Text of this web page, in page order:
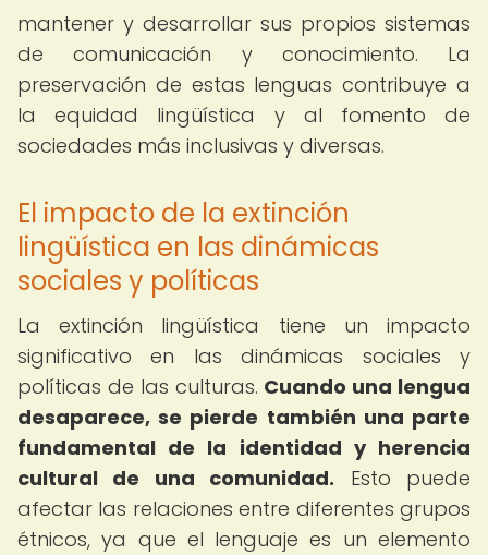
mantener y desarrollar sus propios sistemas
de comunicación y conocimiento. La
preservación de estas lenguas contribuye a
la equidad lingüística y al fomento de
sociedades más inclusivas y diversas.
El impacto de la extinción
lingüística en las dinámicas
sociales y políticas
La extinción lingüística tiene un impacto
significativo en las dinámicas sociales y
políticas de las culturas. Cuando una lengua
desaparece, se pierde también una parte
fundamental de la identidad y herencia
cultural de una comunidad. Esto puede
afectar las relaciones entre diferentes grupos
étnicos, ya que el lenguaje es un elemento